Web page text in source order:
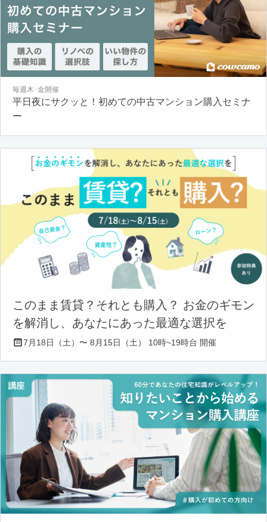
毎週木･金開催
平日夜にサクッと！初めての中古マンション購入セミナ
ー
このまま賃貸？それとも購入？ お金のギモン
を解消し、あなたにあった最適な選択を
7月18日（土）〜 8月15日（土） 10時~19時台 開催